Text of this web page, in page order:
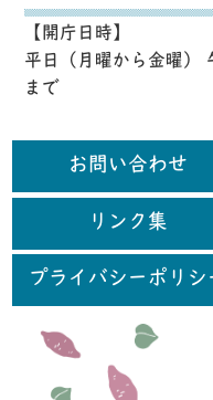
【開庁日時】
平日（月曜から金曜
まで
お問い合わせ
リンク集
プライバシーポリシ